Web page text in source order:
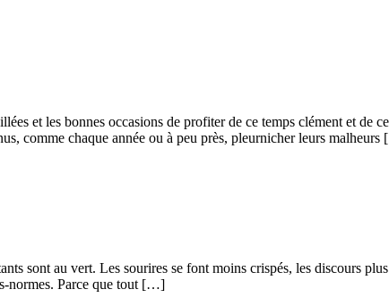
et les bonnes occasions de profiter de ce temps clément et de
comme chaque année ou à peu près, pleurnicher leurs
sont au vert. Les sourires se font moins crispés, les discours
normes. Parce que tout […]